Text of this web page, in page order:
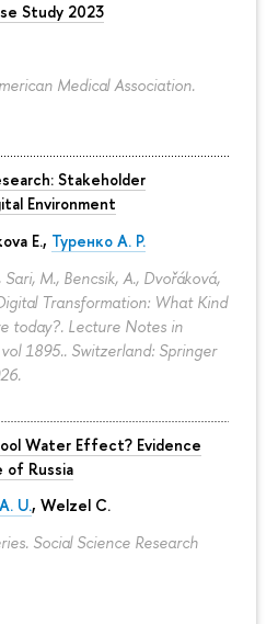
Study 2023
Medical Association.
Stakeholder
Environment
E., Туренко А. Р.
M., Bencsik, A., Dvořáková,
Transformation: What Kind
today?. Lecture Notes in
1895.. Switzerland: Springer
Water Effect? Evidence
of Russia
U., Welzel C.
Social Science Research